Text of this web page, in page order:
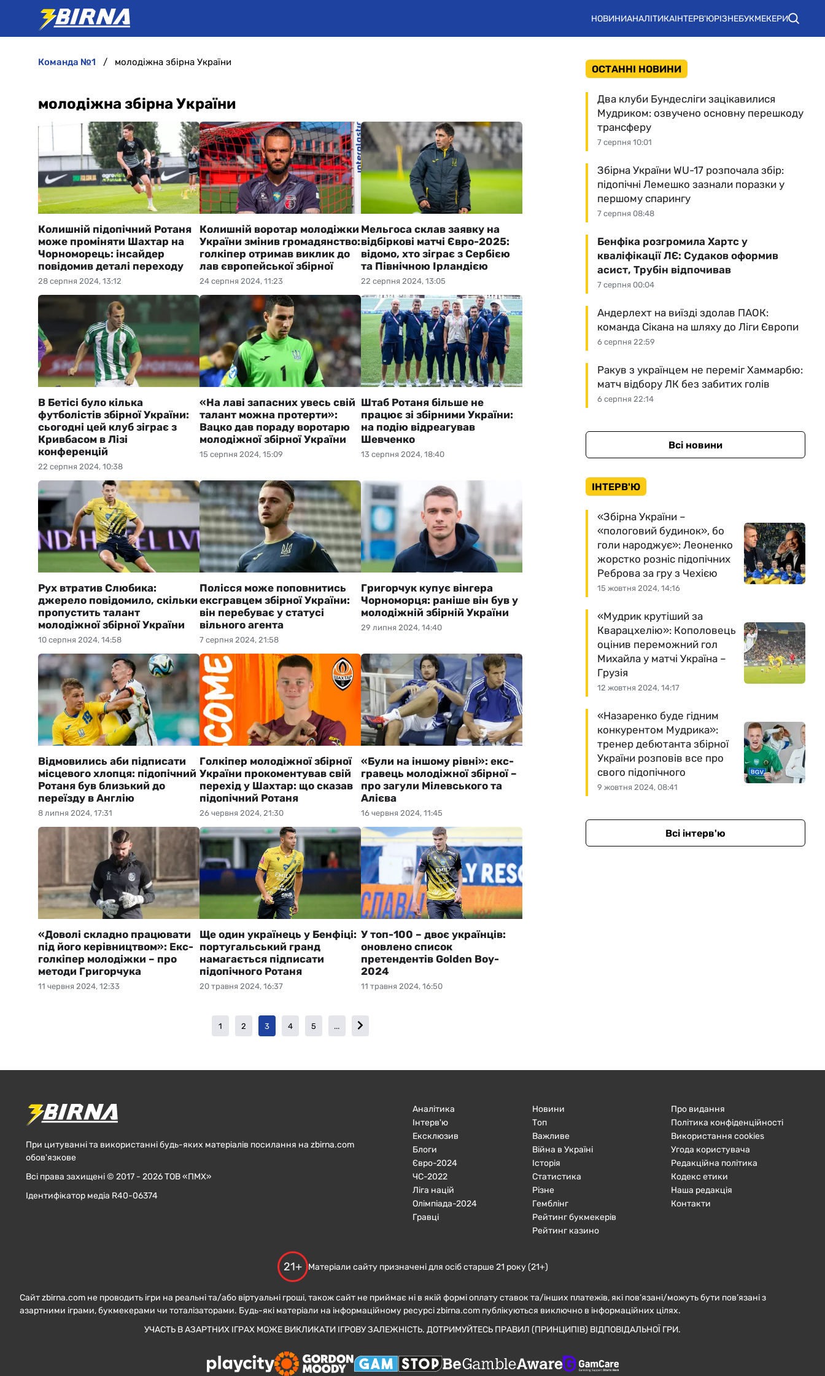
НОВИНИАНАЛІТИКАІНТЕРВ'ЮРІЗНЕБУКМЕКЕРИ
команда №1 молодіжна збірна України
молодіжна збірна України
28 серпня 2024, 13:12
Колишній підопічний Ротаня
може проміняти Шахтар на
Чорноморець: інсайдер
повідомив деталі переходу
24 серпня 2024, 11:23
Колишній воротар молодіжки
України змінив громадянство:
голкіпер отримав виклик до
лав європейської збірної
22 серпня 2024, 13:05
Мельгоса склав заявку на
відбіркові матчі Євро-2025:
відомо, хто зіграє з Сербією
та Північною Ірландією
22 серпня 2024, 10:38
В Бетісі було кілька
футболістів збірної України:
сьогодні цей клуб зіграє з
Кривбасом в Лізі
конференцій
15 серпня 2024, 15:09
«На лаві запасних увесь свій
талант можна протерти»:
Вацко дав пораду воротарю
молодіжної збірної України
13 серпня 2024, 18:40
Штаб Ротаня більше не
працює зі збірними України:
на подію відреагував
Шевченко
10 серпня 2024, 14:58
Рух втратив Слюбика:
джерело повідомило, скільки
пропустить талант
молодіжної збірної України
7 серпня 2024, 21:58
Полісся може поповнитись
ексгравцем збірної України:
він перебуває у статусі
вільного агента
29 липня 2024, 14:40
Григорчук купує вінгера
Чорноморця: раніше він був у
молодіжній збірній України
8 липня 2024, 17:31
Відмовились аби підписати
місцевого хлопця: підопічний
Ротаня був близький до
переїзду в Англію
26 червня 2024, 21:30
Голкіпер молодіжної збірної
України прокоментував свій
перехід у Шахтар: що сказав
підопічний Ротаня
16 червня 2024, 11:45
«Були на іншому рівні»: екс-
гравець молодіжної збірної –
про загули Мілевського та
Алієва
11 червня 2024, 12:33
«Доволі складно працювати
під його керівництвом»: Екс-
голкіпер молодіжки – про
методи Григорчука
20 травня 2024, 16:37
Ще один українець у Бенфіці:
португальський гранд
намагається підписати
підопічного Ротаня
11 травня 2024, 16:50
У топ-100 – двоє українців:
оновлено список
претендентів Golden Boy-
2024
1 2 3 4 5 ...
ОСТАННІ НОВИНИ
7 серпня 10:01
Два клуби Бундесліги зацікавилися
Мудриком: озвучено основну перешкоду
трансферу
7 серпня 08:48
Збірна України WU-17 розпочала збір:
підопічні Лемешко зазнали поразки у
першому спарингу
7 серпня 00:04
Бенфіка розгромила Хартс у
кваліфікації ЛЄ: Судаков оформив
асист, Трубін відпочивав
6 серпня 22:59
Андерлехт на виїзді здолав ПАОК:
команда Сікана на шляху до Ліги Європи
6 серпня 22:14
Ракув з українцем не переміг Хаммарбю:
матч відбору ЛК без забитих голів
Всі новини
ІНТЕРВ'Ю
15 жовтня 2024, 14:16
«Збірна України –
«пологовий будинок», бо
голи народжує»: Леоненко
жорстко розніс підопічних
Реброва за гру з Чехією
12 жовтня 2024, 14:17
«Мудрик крутіший за
Кварацхелію»: Кополовець
оцінив переможний гол
Михайла у матчі Україна –
Грузія
9 жовтня 2024, 08:41
«Назаренко буде гідним
конкурентом Мудрика»:
тренер дебютанта збірної
України розповів все про
свого підопічного
Всі інтерв'ю
При цитуванні та використанні будь-яких матеріалів посилання на zbirna.com
обов'язкове
Всі права захищені © 2017 - 2026 ТОВ «ПМХ»
Ідентифікатор медіа R40-06374
Аналітика
Інтерв'ю
Ексклюзив
Блоги
Євро-2024
ЧC-2022
Ліга націй
Олімпіада-2024
Гравці
Новини
Топ
Важливе
Війна в Україні
Історія
Статистика
Різне
Гемблінг
Рейтинг букмекерів
Рейтинг казино
Про видання
Політика конфіденційності
Використання cookies
Угода користувача
Редакційна політика
Кодекс етики
Наша редакція
Контакти
21+ Матеріали сайту призначені для осіб старше 21 року (21+)
Сайт zbirna.com не проводить ігри на реальні та/або віртуальні гроші, також сайт не приймає ні в якій формі оплату ставок та/інших платежів, які пов’язані/можуть бути пов’язані з
азартними іграми, букмекерами чи тоталізаторами. Будь-які матеріали на інформаційному ресурсі zbirna.com публікуються виключно в інформаційних цілях.
УЧАСТЬ В АЗАРТНИХ ІГРАХ МОЖЕ ВИКЛИКАТИ ІГРОВУ ЗАЛЕЖНІСТЬ. ДОТРИМУЙТЕСЬ ПРАВИЛ (ПРИНЦИПІВ) ВІДПОВІДАЛЬНОЇ ГРИ.